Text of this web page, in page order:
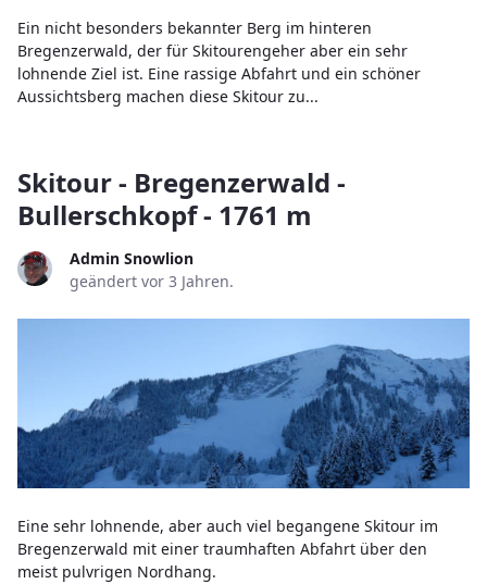
Ein nicht besonders bekannter Berg im hinteren
Bregenzerwald, der für Skitourengeher aber ein sehr
lohnende Ziel ist. Eine rassige Abfahrt und ein schöner
Aussichtsberg machen diese Skitour zu...
Skitour - Bregenzerwald -
Bullerschkopf - 1761 m
Admin Snowlion
geändert vor 3 Jahren.
Eine sehr lohnende, aber auch viel begangene Skitour im
Bregenzerwald mit einer traumhaften Abfahrt über den
meist pulvrigen Nordhang.